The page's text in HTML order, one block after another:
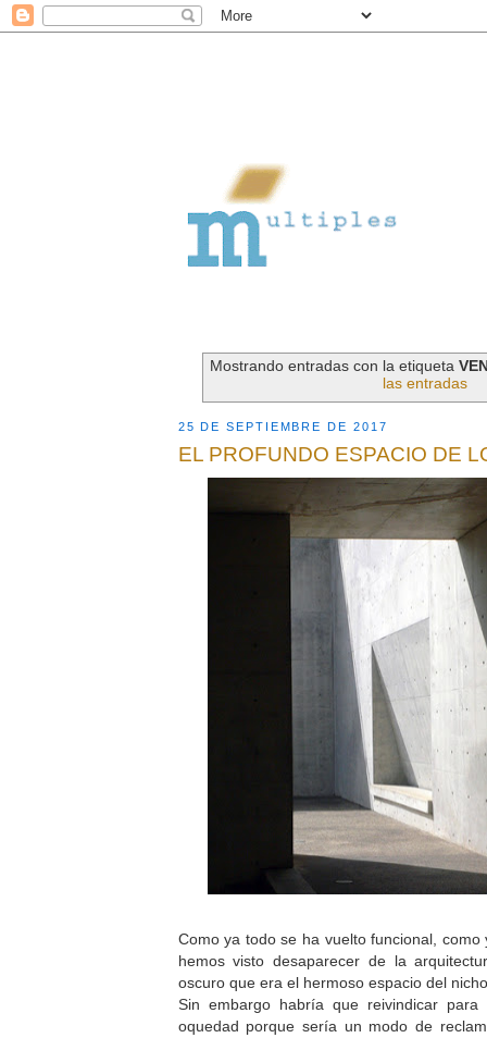
Mostrando entradas con la etiqueta
las entradas
25 DE SEPTIEMBRE DE 2017
EL PROFUNDO ESPACIO DE
Como ya todo se ha vuelto funcional,
hemos visto desaparecer de la
oscuro que era el hermoso espacio del
Sin embargo habría que reivindicar
oquedad porque sería un modo de